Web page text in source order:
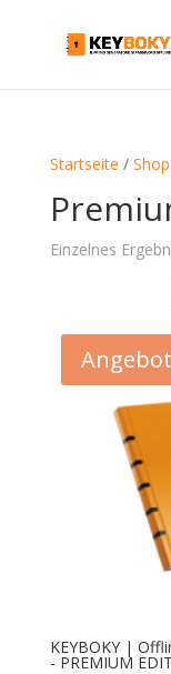
Startseite / Shop
Einzelnes
KEYBOKY |
- PREMIUM